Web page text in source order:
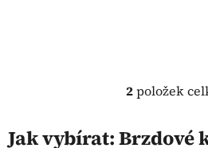
O
l
2položek
Jak vybírat: Brzdové